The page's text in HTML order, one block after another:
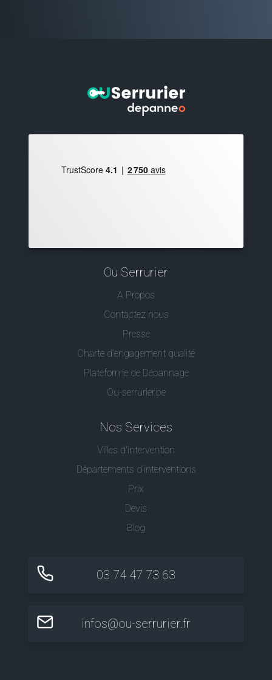
Ou Serrurier
A Propos
Contactez nous
Presse
Charte d’engagement qualité
Plateforme de Dépannage
Ou-serrurier.be
Nos Services
Villes d'intervention
Départements d'interventions
Prix
Devis
Blog
03 74 47 73 63
infos@ou-serrurier.fr